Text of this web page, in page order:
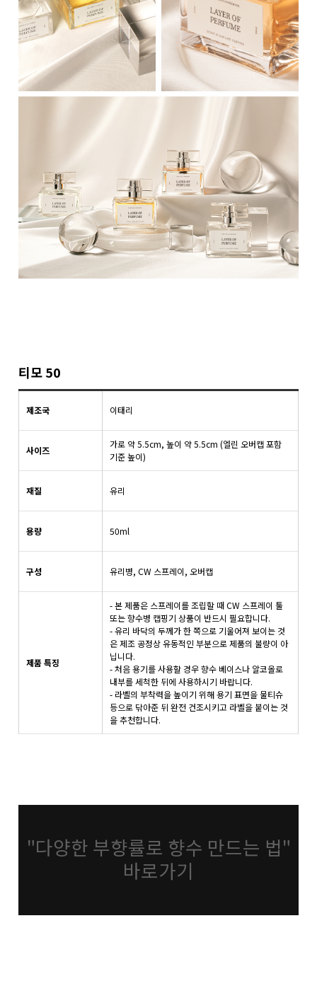
티모 50
제조국 이태리
사이즈
가로 약 5.5cm, 높이 약 5.5cm (엘린 오버캡 포함
기준 높이)
재질 유리
용량 50ml
구성 유리병, CW 스프레이, 오버캡
제품 특징
-본 제품은 스프레이를 조립할 때 CW 스프레이 툴
또는 향수병 캡핑기 상품이 반드시 필요합니다.
- 유리 바닥의 두께가 한 쪽으로 기울어져 보이는 것
은 제조 공정상 유동적인 부분으로 제품의 불량이 아
닙니다.
- 처음 용기를 사용할 경우 향수 베이스나 알코올로
내부를 세척한 뒤에 사용하시기 바랍니다.
- 라벨의 부착력을 높이기 위해 용기 표면을 물티슈
등으로 닦아준 뒤 완전 건조시키고 라벨을 붙이는 것
을 추천합니다.
"다양한 부향률로 향수 만드는 법"
바로가기